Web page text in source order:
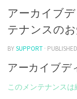
アーカイブデ
テナンスの
BYSUPPORT · PUBLISHED
アーカイブデ
このメンテナンスは